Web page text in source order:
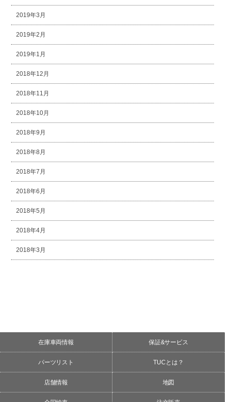
2019年3月
2019年2月
2019年1月
2018年12月
2018年11月
2018年10月
2018年9月
2018年8月
2018年7月
2018年6月
2018年5月
2018年4月
2018年3月
在庫車両情報 保証&サービス
パーツリスト TUCとは？
店舗情報 地図